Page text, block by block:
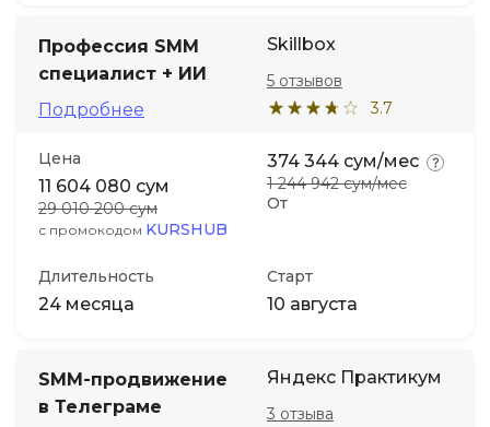
Профессия SMM
специалист + ИИ
Подробнее
Skillbox
3.7
5 отзывов
Цена
11 604 080 сум
29 010 200 сум
с промокодом KURSHUB
От
374 344 сум/мес
1 244 942 сум/мес
Длительность
24 месяца
Старт
10 августа
SMM-продвижение
в Телеграме
Яндекс Практикум
3 отзыва